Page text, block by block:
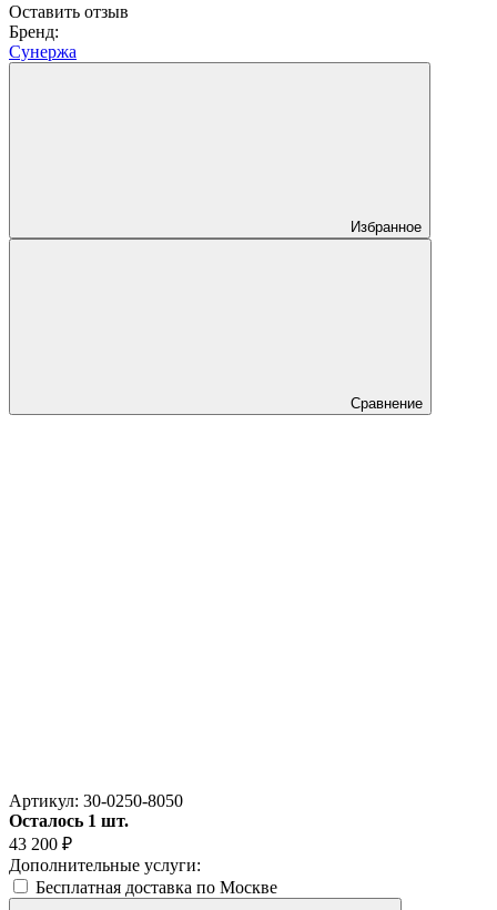
Оставить отзыв
Бренд:
Сунержа
Избранное
Сравнение
Артикул: 30-0250-8050
Осталось 1 шт.
43 200 ₽
Дополнительные услуги:
Бесплатная доставка по Москве